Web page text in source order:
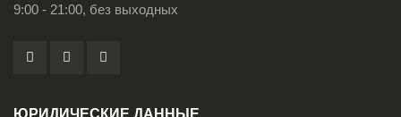
9:00 - 21:00, без выходных
ЮРИДИЧЕСКИЕ ДАННЫЕ